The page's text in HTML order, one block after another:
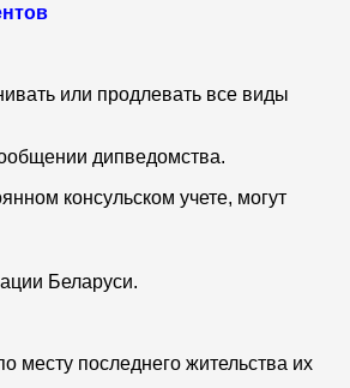
или продлевать все виды
дипведомства.
консульском учете, могут
Беларуси.
месту последнего жительства их